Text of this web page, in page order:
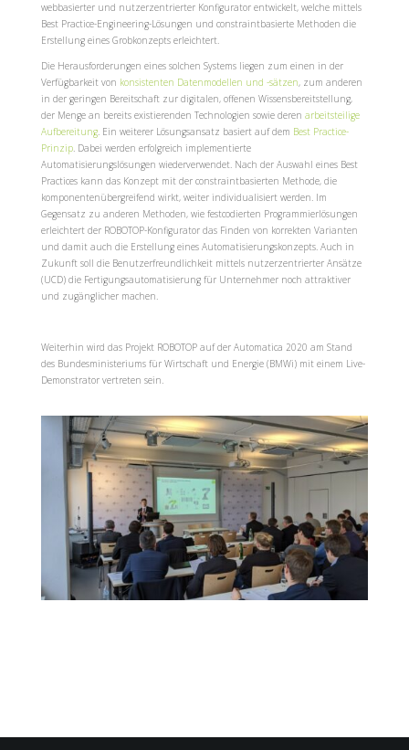
webbasierter und nutzerzentrierter Konfigurator entwickelt, welche mittels
Best Practice-Engineering-Lösungen und constraintbasierte Methoden die
Erstellung eines Grobkonzepts erleichtert.
Die Herausforderungen eines solchen Systems liegen zum einen in der
Verfügbarkeit von konsistenten Datenmodellen und -sätzen, zum anderen
in der geringen Bereitschaft zur digitalen, offenen Wissensbereitstellung,
der Menge an bereits existierenden Technologien sowie deren arbeitsteilige
Aufbereitung. Ein weiterer Lösungsansatz basiert auf dem Best Practice-
Prinzip. Dabei werden erfolgreich implementierte
Automatisierungslösungen wiederverwendet. Nach der Auswahl eines Best
Practices kann das Konzept mit der constraintbasierten Methode, die
komponentenübergreifend wirkt, weiter individualisiert werden. Im
Gegensatz zu anderen Methoden, wie festcodierten Programmierlösungen
erleichtert der ROBOTOP-Konfigurator das Finden von korrekten Varianten
und damit auch die Erstellung eines Automatisierungskonzepts. Auch in
Zukunft soll die Benutzerfreundlichkeit mittels nutzerzentrierter Ansätze
(UCD) die Fertigungsautomatisierung für Unternehmer noch attraktiver
und zugänglicher machen.
Weiterhin wird das Projekt ROBOTOP auf der Automatica 2020 am Stand
des Bundesministeriums für Wirtschaft und Energie (BMWi) mit einem Live-
Demonstrator vertreten sein.